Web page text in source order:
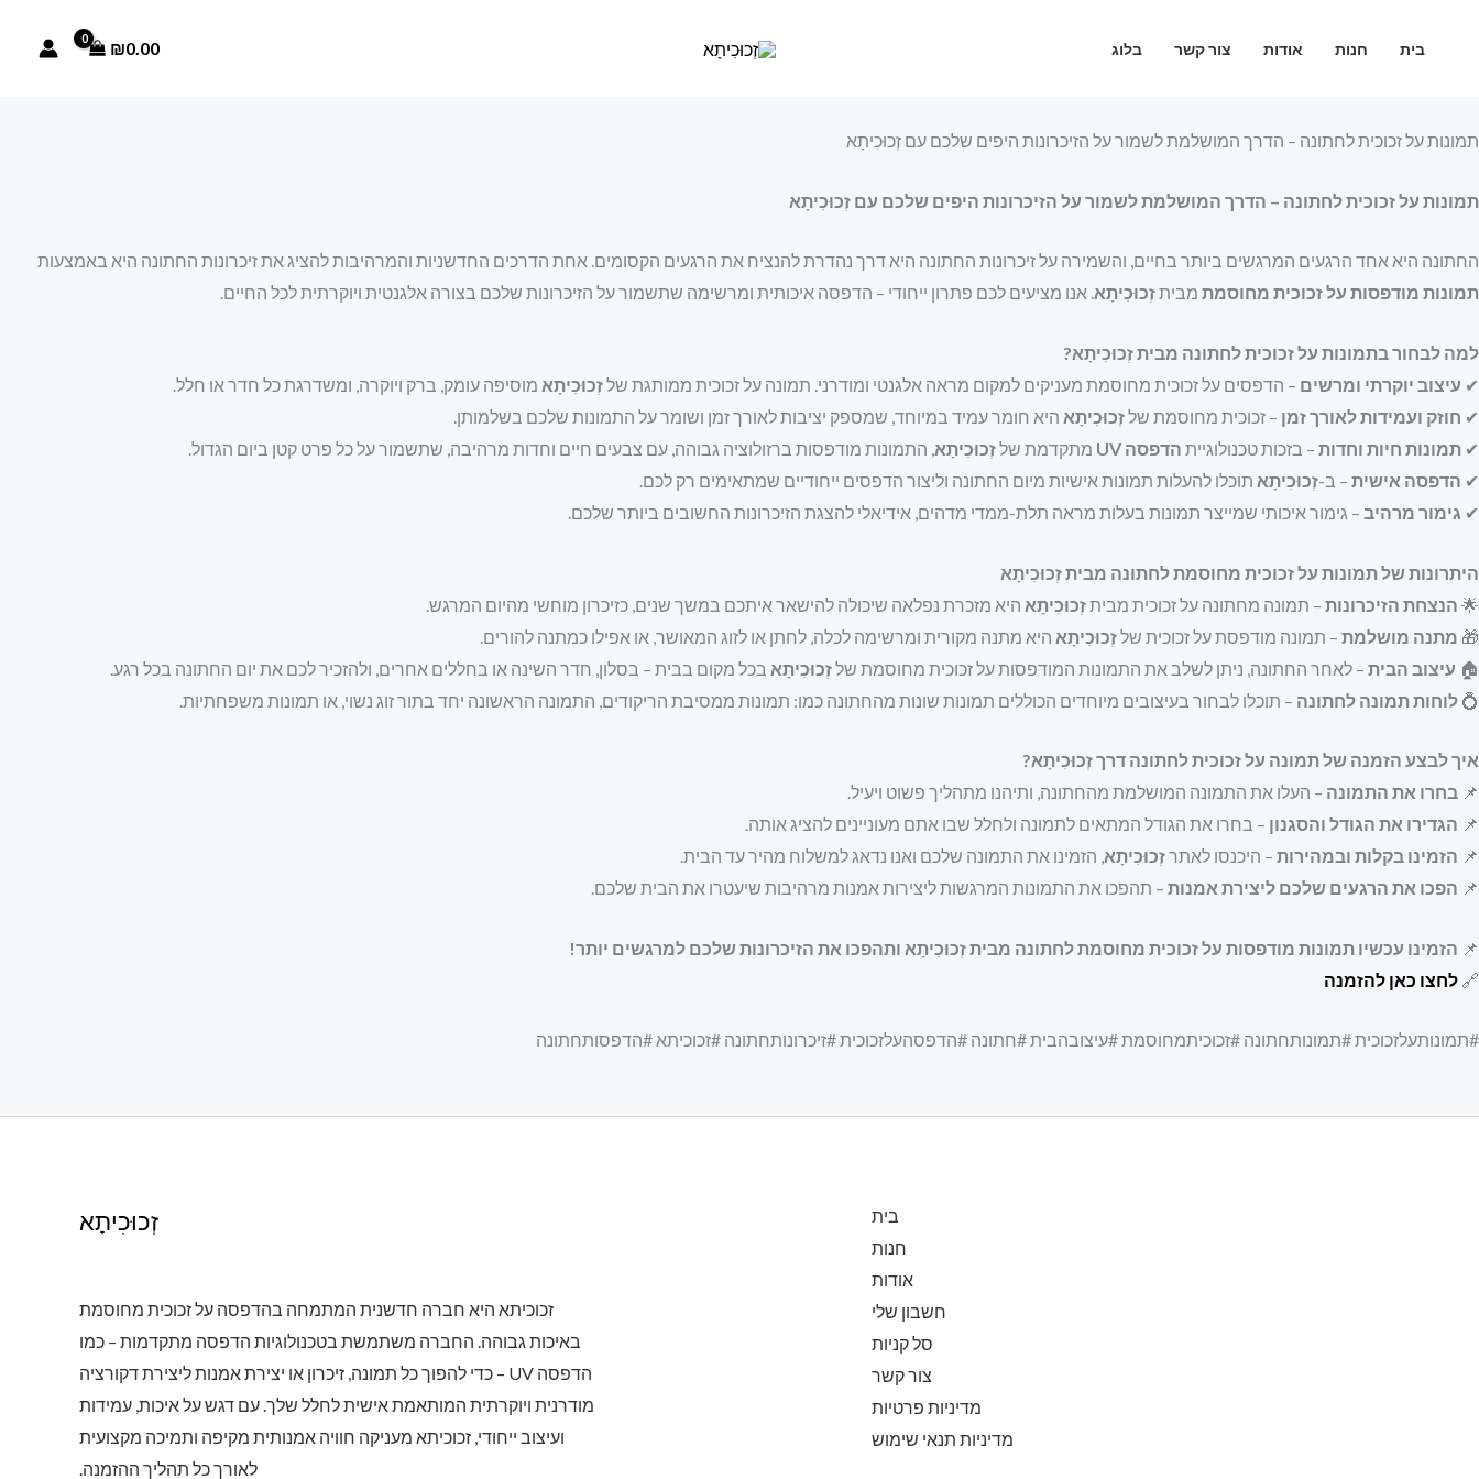
בית חנות אודות צור קשר בלוג ₪0.00
תמונות על זכוכית לחתונה – הדרך המושלמת לשמור על הזיכרונות היפים שלכם עם זְכוּכִיתָא
תמונות על זכוכית לחתונה – הדרך המושלמת לשמור על הזיכרונות היפים שלכם עם זְכוּכִיתָא
החתונה היא אחד הרגעים המרגשים ביותר בחיים, והשמירה על זיכרונות החתונה היא דרך נהדרת להנציח את הרגעים הקסומים. אחת הדרכים החדשניות והמרהיבות להציג את זיכרונות החתונה היא באמצעות
תמונות מודפסות על זכוכית מחוסמת מביתזְכוּכִיתָא. אנו מציעים לכם פתרון ייחודי – הדפסה איכותית ומרשימה שתשמור על הזיכרונות שלכם בצורה אלגנטית ויוקרתית לכל החיים.
למה לבחור בתמונות על זכוכית לחתונה מבית זְכוּכִיתָא?
✔ עיצוב יוקרתי ומרשים – הדפסים על זכוכית מחוסמת מעניקים למקום מראה אלגנטי ומודרני. תמונה על זכוכית ממותגת שלזְכוּכִיתָא מוסיפה עומק, ברק ויוקרה, ומשדרגת כל חדר או חלל.
✔ חוזק ועמידות לאורך זמן – זכוכית מחוסמת שלזְכוּכִיתָא היא חומר עמיד במיוחד, שמספק יציבות לאורך זמן ושומר על התמונות שלכם בשלמותן.
✔ תמונות חיות וחדות – בזכות טכנולוגיית הדפסה UV מתקדמת שלזְכוּכִיתָא, התמונות מודפסות ברזולוציה גבוהה, עם צבעים חיים וחדות מרהיבה, שתשמור על כל פרט קטן ביום הגדול.
✔ הדפסה אישית – ב-זְכוּכִיתָא תוכלו להעלות תמונות אישיות מיום החתונה וליצור הדפסים ייחודיים שמתאימים רק לכם.
✔ גימור מרהיב – גימור איכותי שמייצר תמונות בעלות מראה תלת-ממדי מדהים, אידיאלי להצגת הזיכרונות החשובים ביותר שלכם.
היתרונות של תמונות על זכוכית מחוסמת לחתונה מבית זְכוּכִיתָא
🌟 הנצחת הזיכרונות – תמונה מחתונה על זכוכית מביתזְכוּכִיתָא היא מזכרת נפלאה שיכולה להישאר איתכם במשך שנים, כזיכרון מוחשי מהיום המרגש.
🎁 מתנה מושלמת – תמונה מודפסת על זכוכית שלזְכוּכִיתָא היא מתנה מקורית ומרשימה לכלה, לחתן או לזוג המאושר, או אפילו כמתנה להורים.
🏠 עיצוב הבית – לאחר החתונה, ניתן לשלב את התמונות המודפסות על זכוכית מחוסמת שלזְכוּכִיתָא בכל מקום בבית – בסלון, חדר השינה או בחללים אחרים, ולהזכיר לכם את יום החתונה בכל רגע.
💍 לוחות תמונה לחתונה – תוכלו לבחור בעיצובים מיוחדים הכוללים תמונות שונות מהחתונה כמו: תמונות ממסיבת הריקודים, התמונה הראשונה יחד בתור זוג נשוי, או תמונות משפחתיות.
איך לבצע הזמנה של תמונה על זכוכית לחתונה דרך זְכוּכִיתָא?
📌 בחרו את התמונה – העלו את התמונה המושלמת מהחתונה, ותיהנו מתהליך פשוט ויעיל.
📌 הגדירו את הגודל והסגנון – בחרו את הגודל המתאים לתמונה ולחלל שבו אתם מעוניינים להציג אותה.
📌 הזמינו בקלות ובמהירות – היכנסו לאתרזְכוּכִיתָא, הזמינו את התמונה שלכם ואנו נדאג למשלוח מהיר עד הבית.
📌 הפכו את הרגעים שלכם ליצירת אמנות – תהפכו את התמונות המרגשות ליצירות אמנות מרהיבות שיעטרו את הבית שלכם.
📌 הזמינו עכשיו תמונות מודפסות על זכוכית מחוסמת לחתונה מבית זְכוּכִיתָא ותהפכו את הזיכרונות שלכם למרגשים יותר!
🔗 לחצו כאן להזמנה
#תמונותעלזכוכית #תמונותחתונה #זכוכיתמחוסמת #עיצובהבית #חתונה #הדפסהעלזכוכית #זיכרונותחתונה #זכוכיתא #הדפסותחתונה
בית
חנות
אודות
חשבון שלי
סל קניות
צור קשר
מדיניות פרטיות
מדיניות תנאי שימוש
זְכוּכִיתָא
זכוכיתא היא חברה חדשנית המתמחה בהדפסה על זכוכית מחוסמת
באיכות גבוהה. החברה משתמשת בטכנולוגיות הדפסה מתקדמות – כמו
הדפסה UV – כדי להפוך כל תמונה, זיכרון או יצירת אמנות ליצירת דקורציה
מודרנית ויוקרתית המותאמת אישית לחלל שלך. עם דגש על איכות, עמידות
ועיצוב ייחודי, זכוכיתא מעניקה חוויה אמנותית מקיפה ותמיכה מקצועית
לאורך כל תהליך ההזמנה.